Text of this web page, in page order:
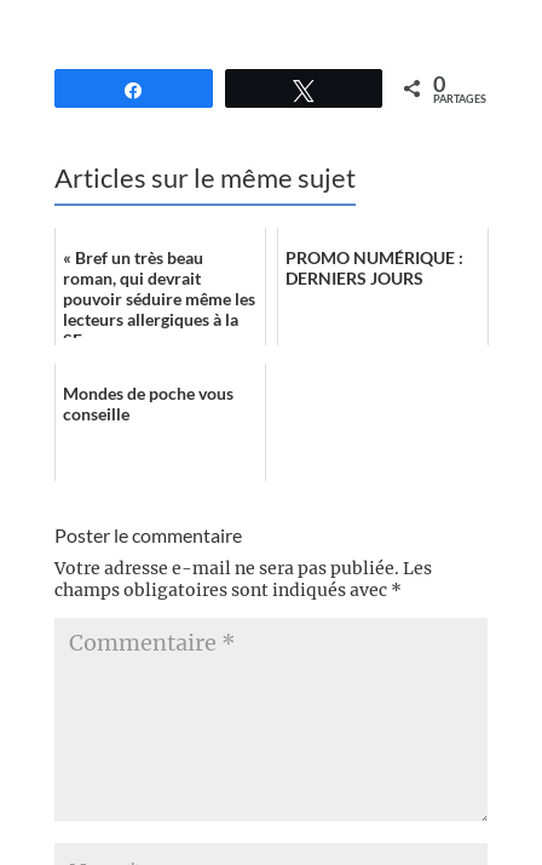
0
PARTAGES
Articles sur le même sujet
« Bref un très beau
roman, qui devrait
pouvoir séduire même les
lecteurs allergiques à la
SF. »
PROMO NUMÉRIQUE :
DERNIERS JOURS
Mondes de poche vous
conseille
Poster le commentaire
Votre adresse e-mail ne sera pas publiée. Les
champs obligatoires sont indiqués avec *